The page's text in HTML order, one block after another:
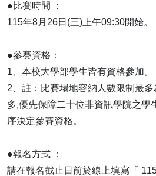
●比賽時間 ：
115年8月26日(三)上午09:30開始。
●參賽資格：
1、本校大學部學生皆有資格參加。
2、註：比賽場地容納人數限制最
多,優先保障二十位非資訊學院之學
序決定參賽資格。
●報名方式 ：
請在報名截止日前於線上填寫「